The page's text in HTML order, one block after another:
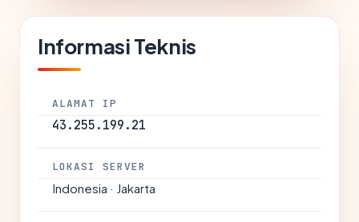
Informasi Teknis
ALAMAT IP
43.255.199.21
LOKASI SERVER
Indonesia · Jakarta